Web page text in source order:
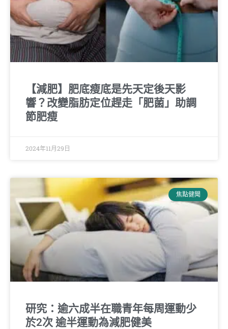
【減肥】肥底瘦底是先天定後天影
響？改變脂肪定位趕走「肥菌」助調
節肥瘦
2024年11月29日
焦點健聞
研究：逾六成半在職青年每周運動少
於2次 逾半運動為減肥健美